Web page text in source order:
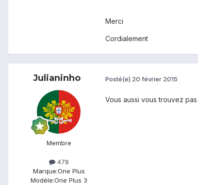
Merci
Cordialement
Julianinho
Membre
478
Marque:One Plus
Modèle:One Plus 3
Posté(e) 20 février 2015
Vous aussi vous trouvez